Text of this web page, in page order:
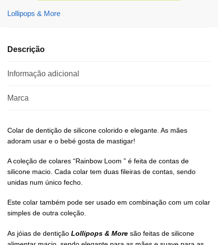
Lollipops & More
Descrição
Informação adicional
Marca
Colar de dentição de silicone colorido e elegante. As mães
adoram usar e o bebé gosta de mastigar!
A coleção de colares “Rainbow Loom ” é feita de contas de
silicone macio. Cada colar tem duas fileiras de contas, sendo
unidas num único fecho.
Este colar também pode ser usado em combinação com um colar
simples de outra coleção.
As jóias de dentição Lollipops & More são feitas de silicone